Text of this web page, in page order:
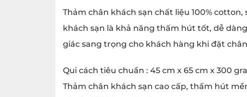
Thảm chân khách sạn chất liệu 100%
khách sạn là khả năng thấm hút tốt, dễ
giác sang trọng cho khách hàng khi đặt
Qui cách tiêu chuẩn : 45 cm x 65 cm x 300
Thảm chân khách sạn cao cấp, thấm hút